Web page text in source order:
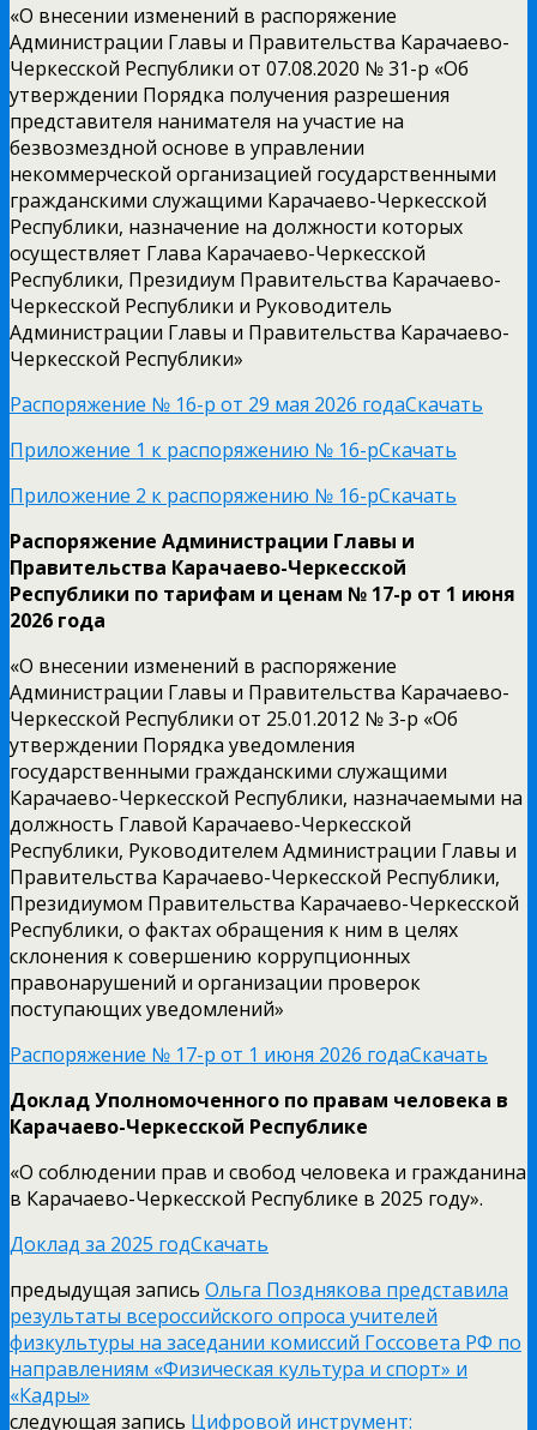
«О внесении изменений в распоряжение
Администрации Главы и Правительства Карачаево-
Черкесской Республики от 07.08.2020 № 31-р «Об
утверждении Порядка получения разрешения
представителя нанимателя на участие на
безвозмездной основе в управлении
некоммерческой организацией государственными
гражданскими служащими Карачаево-Черкесской
Республики, назначение на должности которых
осуществляет Глава Карачаево-Черкесской
Республики, Президиум Правительства Карачаево-
Черкесской Республики и Руководитель
Администрации Главы и Правительства Карачаево-
Черкесской Республики»
Распоряжение № 16-р от 29 мая 2026 годаСкачать
Приложение 1 к распоряжению № 16-рСкачать
Приложение 2 к распоряжению № 16-рСкачать
Распоряжение Администрации Главы и
Правительства Карачаево-Черкесской
Республики по тарифам и ценам № 17-р от 1 июня
2026 года
«О внесении изменений в распоряжение
Администрации Главы и Правительства Карачаево-
Черкесской Республики от 25.01.2012 № 3-р «Об
утверждении Порядка уведомления
государственными гражданскими служащими
Карачаево-Черкесской Республики, назначаемыми на
должность Главой Карачаево-Черкесской
Республики, Руководителем Администрации Главы и
Правительства Карачаево-Черкесской Республики,
Президиумом Правительства Карачаево-Черкесской
Республики, о фактах обращения к ним в целях
склонения к совершению коррупционных
правонарушений и организации проверок
поступающих уведомлений»
Распоряжение № 17-р от 1 июня 2026 годаСкачать
Доклад Уполномоченного по правам человека в
Карачаево-Черкесской Республике
«О соблюдении прав и свобод человека и гражданина
в Карачаево-Черкесской Республике в 2025 году».
Доклад за 2025 годСкачать
предыдущая запись Ольга Позднякова представила
результаты всероссийского опроса учителей
физкультуры на заседании комиссий Госсовета РФ по
направлениям «Физическая культура и спорт» и
«Кадры»
следующая запись Цифровой инструмент: